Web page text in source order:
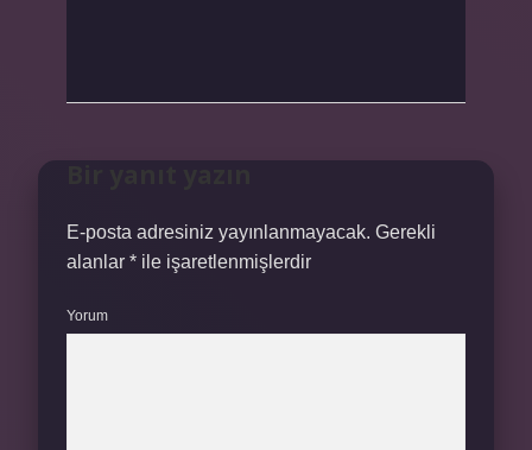
E-posta adresiniz yayınlanmayacak. Gerekli
alanlar * ile işaretlenmişlerdir
Yorum